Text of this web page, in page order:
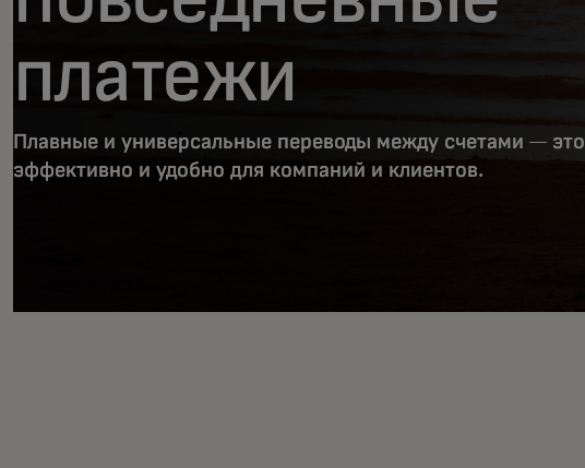
платежи
Плавные и универсальные переводы между счетами — это
эффективно и удобно для компаний и клиентов.